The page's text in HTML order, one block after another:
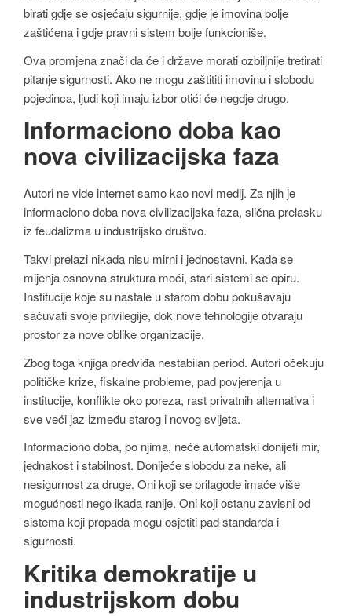
birati gdje se osjećaju sigurnije, gdje je imovina bolje
zaštićena i gdje pravni sistem bolje funkcioniše.
Ova promjena znači da će i države morati ozbiljnije tretirati
pitanje sigurnosti. Ako ne mogu zaštititi imovinu i slobodu
pojedinca, ljudi koji imaju izbor otići će negdje drugo.
Informaciono doba kao
nova civilizacijska faza
Autori ne vide internet samo kao novi medij. Za njih je
informaciono doba nova civilizacijska faza, slična prelasku
iz feudalizma u industrijsko društvo.
Takvi prelazi nikada nisu mirni i jednostavni. Kada se
mijenja osnovna struktura moći, stari sistemi se opiru.
Institucije koje su nastale u starom dobu pokušavaju
sačuvati svoje privilegije, dok nove tehnologije otvaraju
prostor za nove oblike organizacije.
Zbog toga knjiga predviđa nestabilan period. Autori očekuju
političke krize, fiskalne probleme, pad povjerenja u
institucije, konflikte oko poreza, rast privatnih alternativa i
sve veći jaz između starog i novog svijeta.
Informaciono doba, po njima, neće automatski donijeti mir,
jednakost i stabilnost. Donijeće slobodu za neke, ali
nesigurnost za druge. Oni koji se prilagode imaće više
mogućnosti nego ikada ranije. Oni koji ostanu zavisni od
sistema koji propada mogu osjetiti pad standarda i
sigurnosti.
Kritika demokratije u
industrijskom dobu